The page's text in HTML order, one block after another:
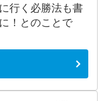
行く必勝法も書
！とのことで